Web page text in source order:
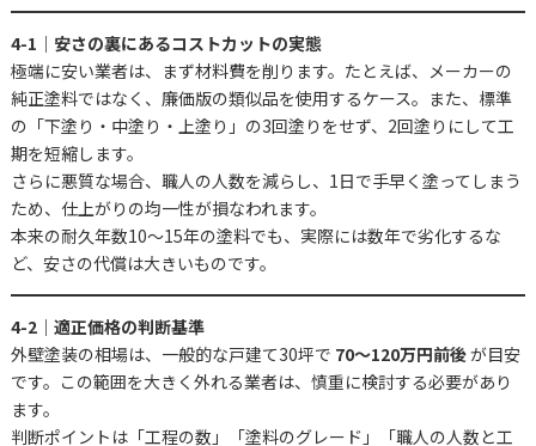
4-1｜安さの裏にあるコストカットの実態
極端に安い業者は、まず材料費を削ります。たとえば、メーカーの
純正塗料ではなく、廉価版の類似品を使用するケース。また、標準
の「下塗り・中塗り・上塗り」の3回塗りをせず、2回塗りにして工
期を短縮します。
さらに悪質な場合、職人の人数を減らし、1日で手早く塗ってしまう
ため、仕上がりの均一性が損なわれます。
本来の耐久年数10〜15年の塗料でも、実際には数年で劣化するな
ど、安さの代償は大きいものです。
4-2｜適正価格の判断基準
外壁塗装の相場は、一般的な戸建て30坪で 70〜120万円前後が目安
です。この範囲を大きく外れる業者は、慎重に検討する必要があり
ます。
判断ポイントは「工程の数」「塗料のグレード」「職人の人数と工